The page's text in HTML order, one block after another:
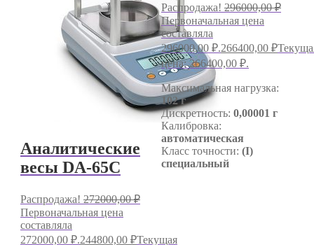
Аналитические
весы DA-65C
Распродажа! 272000,00₽
Первоначальная цена
составляла
272000,00 ₽.244800,00 ₽Текущая
Распродажа! 296000,00₽
Первоначальная цена
составляла
296000,00 ₽.266400,00 ₽
цена: 266400,00 ₽.
Максимальная нагрузка:
102 г
Дискретность: 0,00001 г
Калибровка:
автоматическая
Класс точности: (I)
специальный